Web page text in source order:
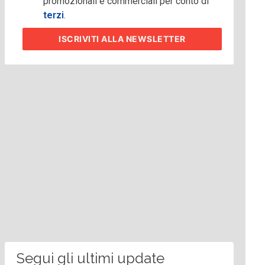
terzi.
ISCRIVITIALLA NEWSLETTER
Segui gli ultimi update